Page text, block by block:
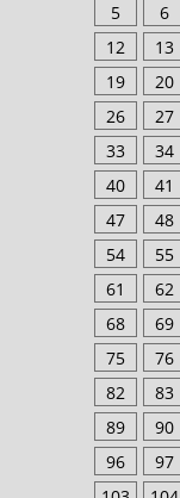
5
6
12
13
19
20
26
27
33
34
40
41
47
48
54
55
61
62
68
69
75
76
82
83
89
90
96
97